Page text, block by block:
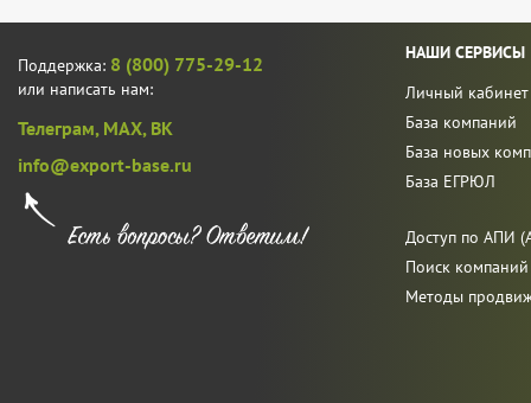
Поддержка: 8 (800) 775-29-12
или написать нам:
Телеграм, MAX, ВК
info@export-base.ru
НАШИ СЕРВИСЫ
Личный кабинет
База компаний
База новых
База ЕГРЮЛ
Доступ по АПИ
Поиск
Методы